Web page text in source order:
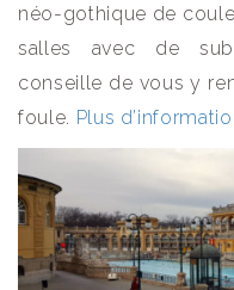
néo-gothique de
salles avec de
conseille de vous y
foule. Plus